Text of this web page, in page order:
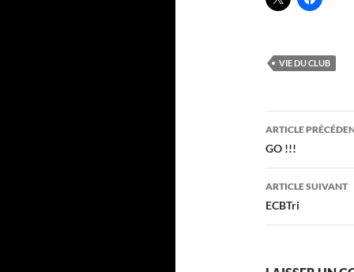
VIE DU CLUB
des
articles
ARTICLE
GO !!!
ARTICLE SUIVANT
ECBTri